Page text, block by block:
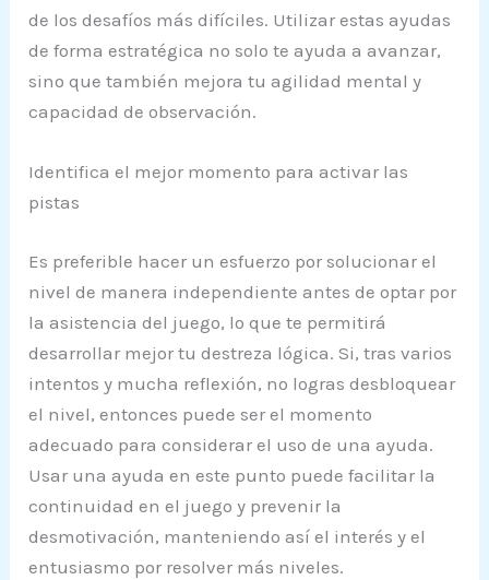
de los desafíos más difíciles. Utilizar estas ayudas
de forma estratégica no solo te ayuda a avanzar,
sino que también mejora tu agilidad mental y
capacidad de observación.
Identifica el mejor momento para activar las
pistas
Es preferible hacer un esfuerzo por solucionar el
nivel de manera independiente antes de optar por
la asistencia del juego, lo que te permitirá
desarrollar mejor tu destreza lógica. Si, tras varios
intentos y mucha reflexión, no logras desbloquear
el nivel, entonces puede ser el momento
adecuado para considerar el uso de una ayuda.
Usar una ayuda en este punto puede facilitar la
continuidad en el juego y prevenir la
desmotivación, manteniendo así el interés y el
entusiasmo por resolver más niveles.